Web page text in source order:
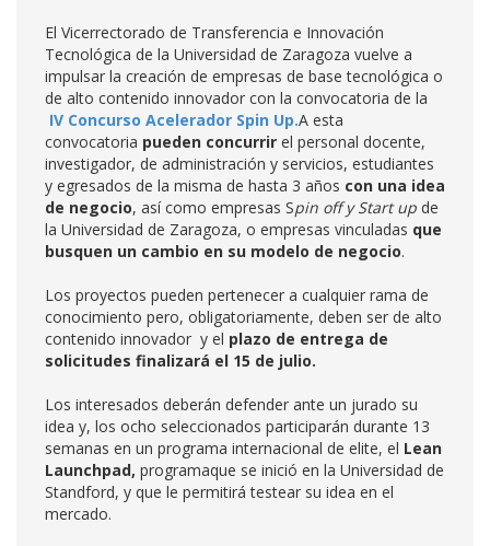
El Vicerrectorado de Transferencia e Innovación
Tecnológica de la Universidad de Zaragoza vuelve a
impulsar la creación de empresas de base tecnológica o
de alto contenido innovador con la convocatoria de la
IV Concurso Acelerador Spin Up.A esta
convocatoria pueden concurrir el personal docente,
investigador, de administración y servicios, estudiantes
y egresados de la misma de hasta 3 años con una idea
de negocio, así como empresas Spin off y Start up de
la Universidad de Zaragoza, o empresas vinculadas que
busquen un cambio en su modelo de negocio.
Los proyectos pueden pertenecer a cualquier rama de
conocimiento pero, obligatoriamente, deben ser de alto
contenido innovador y el plazo de entrega de
solicitudes finalizará el 15 de julio.
Los interesados deberán defender ante un jurado su
idea y, los ocho seleccionados participarán durante 13
semanas en un programa internacional de elite, el Lean
Launchpad, programaque se inició en la Universidad de
Standford, y que le permitirá testear su idea en el
mercado.